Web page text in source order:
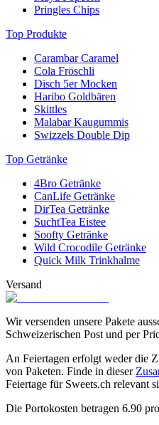
Pringles Chips
Top Produkte
Carambar Caramel
Cola Fröschli
Disch 5er Mocken
Haribo Goldbären
Skittles
Malabar Kaugummis
Swizzels Double Dip
Top Getränke
4Bro Getränke
CanLife Getränke
DirTea Getränke
SuchtTea Eistee
Soofty Getränke
Wild Crocodile Getränke
Quick Milk Trinkhalme
Versand
Wir versenden unsere Pakete
Schweizerischen Post und per
An Feiertagen erfolgt weder die
von Paketen. Finde in dieser
Feiertage für Sweets.ch relevant
Die Portokosten betragen 6.90